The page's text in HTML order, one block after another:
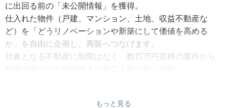
に出回る前の「未公開情報」を獲得。
仕入れた物件（戸建、マンション、土地、収益不動産な
ど）を「どうリノベーションや新築にして価値を高める
か」を自由に企画し、再販へつなげます。
対象となる不動産に制限はなく、数百万円規模の案件から
もっと見る